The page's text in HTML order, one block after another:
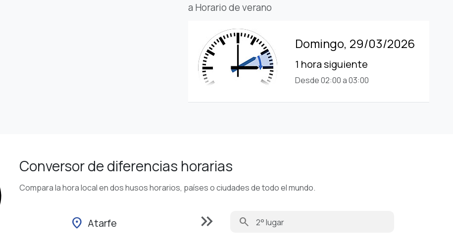
a Horario de verano
Domingo, 29/03/2026
1 hora siguiente
Desde 02:00 a 03:00
Conversor de diferencias horarias
Compara la hora local en dos husos horarios, países o ciudades de todo el mundo.
location_on Atarfe keyboard_double_arrow_right search